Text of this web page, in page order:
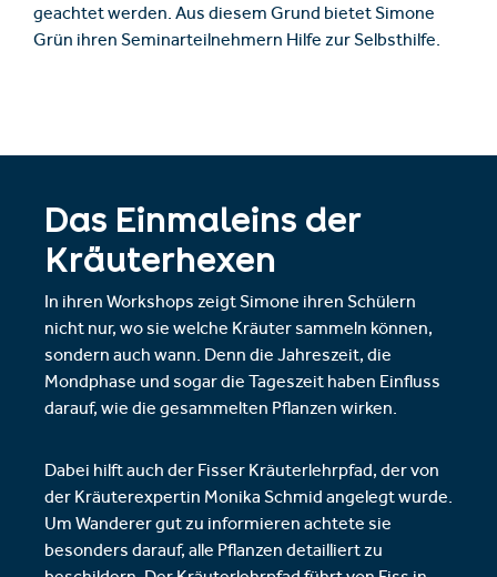
geachtet werden. Aus diesem Grund bietet Simone
Grün ihren Seminarteilnehmern Hilfe zur Selbsthilfe.
Das Einmaleins der
Kräuterhexen
In ihren Workshops zeigt Simone ihren Schülern
nicht nur, wo sie welche Kräuter sammeln können,
sondern auch wann. Denn die Jahreszeit, die
Mondphase und sogar die Tageszeit haben Einfluss
darauf, wie die gesammelten Pflanzen wirken.
Dabei hilft auch der Fisser Kräuterlehrpfad, der von
der Kräuterexpertin Monika Schmid angelegt wurde.
Um Wanderer gut zu informieren achtete sie
besonders darauf, alle Pflanzen detailliert zu